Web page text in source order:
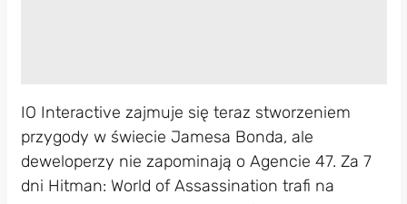
IO Interactive zajmuje się teraz stworzeniem
przygody w świecie Jamesa Bonda, ale
deweloperzy nie zapominają o Agencie 47. Za 7
dni Hitman: World of Assassination trafi na